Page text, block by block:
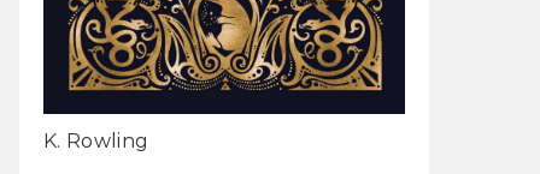
K. Rowling